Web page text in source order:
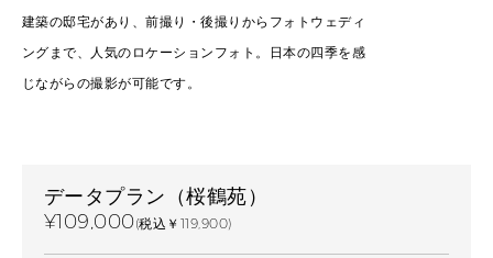
建築の邸宅があり、前撮り・後撮りからフォトウェディ
ングまで、人気のロケーションフォト。日本の四季を感
じながらの撮影が可能です。
データプラン（桜鶴苑）
¥109,000(税込￥119,900)